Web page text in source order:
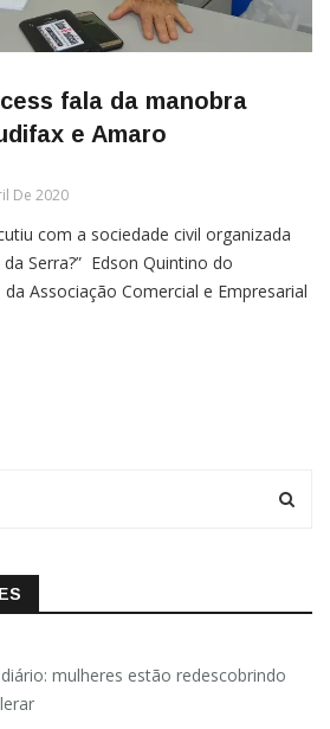
fala da manobra
e Amaro
De 2020
com a sociedade civil organizada
Serra?” Edson Quintino do
Associação Comercial e Empresarial
mulheres estão redescobrindo